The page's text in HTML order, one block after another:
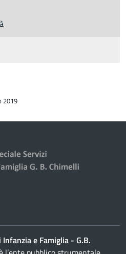
2019
e Famiglia - G.B.